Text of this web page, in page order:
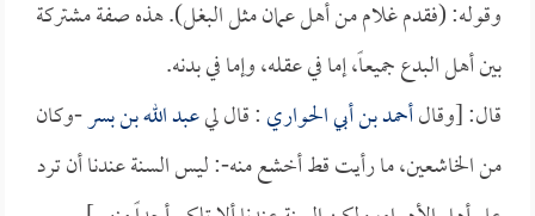
وقوله: (فقدم غلام من أهل عمان مثل البغل). هذه صفة مشتركة
بين أهل البدع جميعاً، إما في عقله، وإما في بدنه.
قال: [وقالأحمد بن أبي الحواري: قال ليعبد الله بن بسر-وكان
من الخاشعين، ما رأيت قط أخشع منه-: ليس السنة عندنا أن ترد